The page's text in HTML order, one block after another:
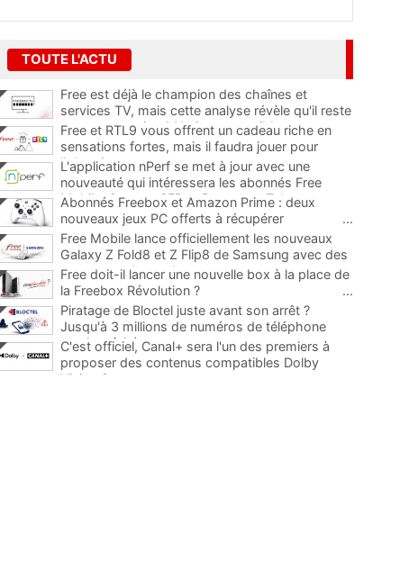
TOUTE L'ACTU
Free est déjà le champion des chaînes et
services TV, mais cette analyse révèle qu'il reste
encore au moins 141 ajouts possibles
Free et RTL9 vous offrent un cadeau riche en
sensations fortes, mais il faudra jouer pour
l'obtenir
L'application nPerf se met à jour avec une
nouveauté qui intéressera les abonnés Free
Mobile, Orange, SFR et Bouygues Telecom
Abonnés Freebox et Amazon Prime : deux
nouveaux jeux PC offerts à récupérer
...
Free Mobile lance officiellement les nouveaux
Galaxy Z Fold8 et Z Flip8 de Samsung avec des
promos et des cadeaux
...
Free doit-il lancer une nouvelle box à la place de
la Freebox Révolution ?
...
Piratage de Bloctel juste avant son arrêt ?
Jusqu'à 3 millions de numéros de téléphone
auraient fuité
C'est officiel, Canal+ sera l'un des premiers à
proposer des contenus compatibles Dolby
Vision 2